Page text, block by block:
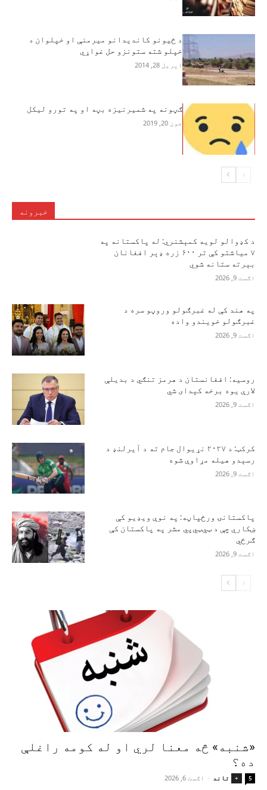
د ځیونو کاندیدانو میرمنې او خپلوان د
خپلو شته ستونزو حل غواړي
اپریل 28, 2014
ګڼونه په شمیرنیزه بڼه او په تورو لیکل
جون 20, 2019
خبرونه
د کډوالو لویه کمېشنري: له پاکستانه په
۷ میاشتو کې تر ۶۰۰ زره ډېر افغانان
بېرته ستانه شوي
اګست 9, 2026
په هند کې له غبرګولو وروڼو سره د
غبرګولو خویندو واده
اګست 9, 2026
روسیه: افغانستان د هرمز تنګي د بدیلې
لارې یوه برخه کېدای شي
اګست 9, 2026
کرکټ: د ۲۰۲۷ نړیوال جام ته د آیرلنډ د
رسېدو هیله مړاوې شوه
اګست 9, 2026
پاکستانۍ ورځپاڼه: په نوې ویډیو کې
ښکاري چې د ټي‌ټي‌پي مشر په پاکستان کې
ګرځي
اګست 9, 2026
«شنبه» څه معنا لري او له کومه راغلې
ده؟
+ تاند - اګست 6, 2026 5